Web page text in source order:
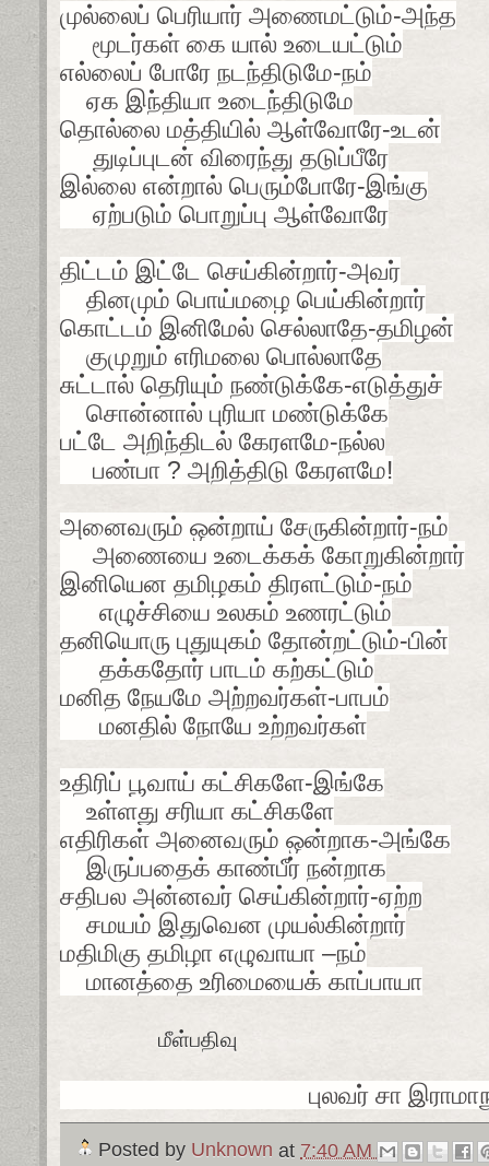
முல்லைப் பெரியார் அணைமட்டும்-அந்த
மூடர்கள் கை யால் உடையட்டும்
எல்லைப் போரே நடந்திடுமே-நம்
ஏக இந்தியா உடைந்திடுமே
தொல்லை மத்தியில் ஆள்வோரே-உடன்
துடிப்புடன் விரைந்து தடுப்பீரே
இல்லை என்றால் பெரும்போரே-இங்கு
ஏற்படும் பொறுப்பு ஆள்வோரே
திட்டம் இட்டே செய்கின்றார்-அவர்
தினமும் பொய்மழை பெய்கின்றார்
கொட்டம் இனிமேல் செல்லாதே-தமிழன்
குமுறும் எரிமலை பொல்லாதே
சுட்டால் தெரியும் நண்டுக்கே-எடுத்துச்
சொன்னால் புரியா மண்டுக்கே
பட்டே அறிந்திடல் கேரளமே-நல்ல
பண்பா ? அறித்திடு கேரளமே!
அனைவரும் ஒன்றாய் சேருகின்றார்-நம்
அணையை உடைக்கக் கோறுகின்றார்
இனியென தமிழகம் திரளட்டும்-நம்
எழுச்சியை உலகம் உணரட்டும்
தனியொரு புதுயுகம் தோன்றட்டும்-பின்
தக்கதோர் பாடம் கற்கட்டும்
மனித நேயமே அற்றவர்கள்-பாபம்
மனதில் நோயே உற்றவர்கள்
உதிரிப் பூவாய் கட்சிகளே-இங்கே
உள்ளது சரியா கட்சிகளே
எதிரிகள் அனைவரும் ஒன்றாக-அங்கே
இருப்பதைக் காண்பீர் நன்றாக
சதிபல அன்னவர் செய்கின்றார்-ஏற்ற
சமயம் இதுவென முயல்கின்றார்
மதிமிகு தமிழா எழுவாயா –நம்
மானத்தை உரிமையைக் காப்பாயா
மீள்பதிவு
புலவர் சா
Posted by Unknown at 7:40 AM